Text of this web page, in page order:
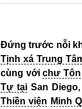
Đứng trước nỗi
Tịnh xá Trung
cùng vớichư Tôn
Tự tạiSan Diego,
Thiền viện Minh